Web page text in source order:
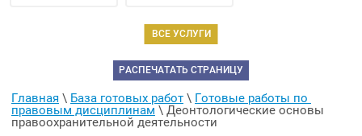
ВСЕ УСЛУГИ
РАСПЕЧАТАТЬ СТРАНИЦУ
Главная \ База готовых работ \ Готовые работы по
правовым дисциплинам \ Деонтологические основы
правоохранительной деятельности